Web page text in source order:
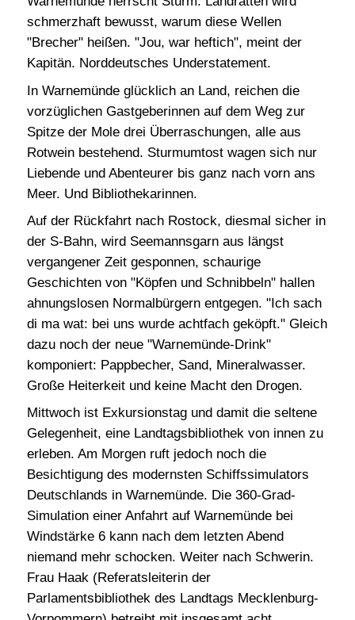
schmerzhaft bewusst, warum diese Wellen
"Brecher" heißen. "Jou, war heftich", meint der
Kapitän. Norddeutsches Understatement.
In Warnemünde glücklich an Land, reichen die
vorzüglichen Gastgeberinnen auf dem Weg zur
Spitze der Mole drei Überraschungen, alle aus
Rotwein bestehend. Sturmumtost wagen sich nur
Liebende und Abenteurer bis ganz nach vorn ans
Meer. Und Bibliothekarinnen.
Auf der Rückfahrt nach Rostock, diesmal sicher in
der S-Bahn, wird Seemannsgarn aus längst
vergangener Zeit gesponnen, schaurige
Geschichten von "Köpfen und Schnibbeln" hallen
ahnungslosen Normalbürgern entgegen. "Ich sach
di ma wat: bei uns wurde achtfach geköpft." Gleich
dazu noch der neue "Warnemünde-Drink"
komponiert: Pappbecher, Sand, Mineralwasser.
Große Heiterkeit und keine Macht den Drogen.
Mittwoch ist Exkursionstag und damit die seltene
Gelegenheit, eine Landtagsbibliothek von innen zu
erleben. Am Morgen ruft jedoch noch die
Besichtigung des modernsten Schiffssimulators
Deutschlands in Warnemünde. Die 360-Grad-
Simulation einer Anfahrt auf Warnemünde bei
Windstärke 6 kann nach dem letzten Abend
niemand mehr schocken. Weiter nach Schwerin.
Frau Haak (Referatsleiterin der
Parlamentsbibliothek des Landtags Mecklenburg-